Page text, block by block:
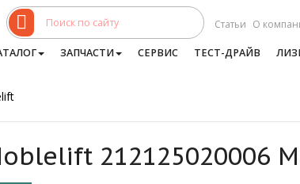
Статьи О
ЗАПЧАСТИ СЕРВИС ТЕСТ-ДРАЙВ
212125020006